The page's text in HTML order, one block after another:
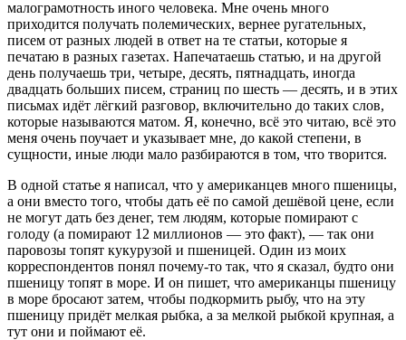
малограмотность иного человека. Мне очень много
приходится получать полемических, вернее ругательных,
писем от разных людей в ответ на те статьи, которые я
печатаю в разных газетах. Напечатаешь статью, и на другой
день получаешь три, четыре, десять, пятнадцать, иногда
двадцать больших писем, страниц по шесть — десять, и в этих
письмах идёт лёгкий разговор, включительно до таких слов,
которые называются матом. Я, конечно, всё это читаю, всё это
меня очень поучает и указывает мне, до какой степени, в
сущности, иные люди мало разбираются в том, что творится.
В одной статье я написал, что у американцев много пшеницы,
а они вместо того, чтобы дать её по самой дешёвой цене, если
не могут дать без денег, тем людям, которые помирают с
голоду (а помирают 12 миллионов — это факт), — так они
паровозы топят кукурузой и пшеницей. Один из моих
корреспондентов понял почему-то так, что я сказал, будто они
пшеницу топят в море. И он пишет, что американцы пшеницу
в море бросают затем, чтобы подкормить рыбу, что на эту
пшеницу придёт мелкая рыбка, а за мелкой рыбкой крупная, а
тут они и поймают её.